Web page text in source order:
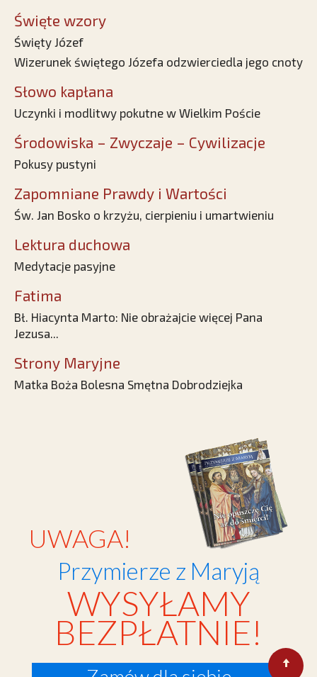
Święte wzory
Święty Józef
Wizerunek świętego Józefa odzwierciedla jego cnoty
Słowo kapłana
Uczynki i modlitwy pokutne w Wielkim Poście
Środowiska – Zwyczaje – Cywilizacje
Pokusy pustyni
Zapomniane Prawdy i Wartości
Św. Jan Bosko o krzyżu, cierpieniu i umartwieniu
Lektura duchowa
Medytacje pasyjne
Fatima
Bł. Hiacynta Marto: Nie obrażajcie więcej Pana
Jezusa...
Strony Maryjne
Matka Boża Bolesna Smętna Dobrodziejka
UWAGA!
Przymierze z Maryją
WYSYŁAMY
BEZPŁATNIE!